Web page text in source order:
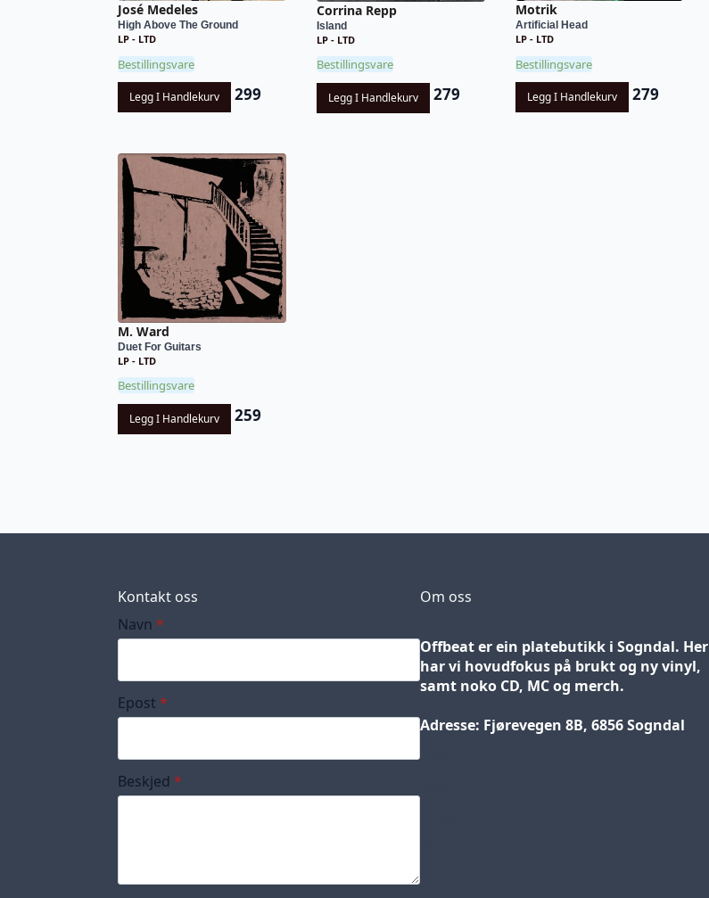
José Medeles
High Above The Ground
LP - LTD
Bestillingsvare
Legg I Handlekurv 299
Corrina Repp
Island
LP - LTD
Bestillingsvare
Legg I Handlekurv 279
Motrik
Artificial Head
LP - LTD
Bestillingsvare
Legg I Handlekurv 279
M. Ward
Duet For Guitars
LP - LTD
Bestillingsvare
Legg I Handlekurv 259
Kontakt oss
Navn *
Epost *
Beskjed *
Om oss
Offbeat er ein platebutikk i Sogndal. Her
har vi hovudfokus på brukt og ny vinyl,
samt noko CD, MC og merch.
Adresse: Fjørevegen 8B, 6856 Sogndal
Blog